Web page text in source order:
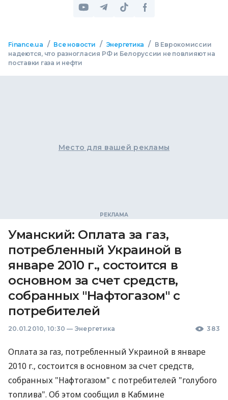
Finance.ua / Все новости / Энергетика /
В Еврокомиссии
надеются, что разногласия РФ и Белоруссии не повлияют на
поставки газа и нефти
Место для вашей рекламы
Уманский: Оплата за газ,
потребленный Украиной в
январе 2010 г., состоится в
основном за счет средств,
собранных "Нафтогазом" с
потребителей
20.01.2010, 10:30 — Энергетика 383
Оплата за газ, потребленный Украиной в январе
2010 г., состоится в основном за счет средств,
собранных "Нафтогазом" с потребителей "голубого
топлива". Об этом сообщил в Кабмине